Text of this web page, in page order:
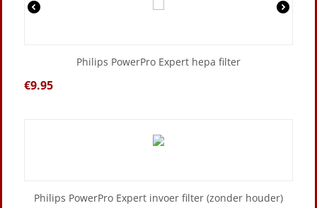
Philips PowerPro Expert hepa filter
€9.95
Philips PowerPro Expert invoer filter (zonder houder)